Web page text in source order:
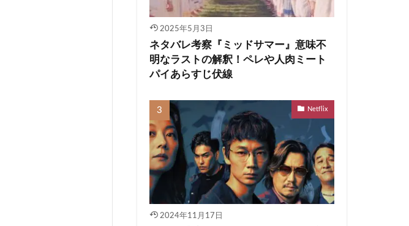
2025年5月3日
ネタバレ考察『ミッドサマー』意味不
明なラストの解釈！ペレや人肉ミート
パイあらすじ伏線
Netflix
2024年11月17日